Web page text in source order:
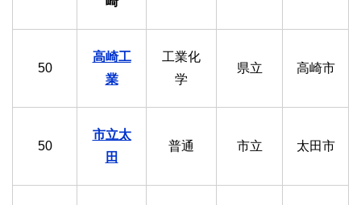
50
高崎工
業
工業化
学
県立 高崎市
50
市立太
田
普通 市立 太田市